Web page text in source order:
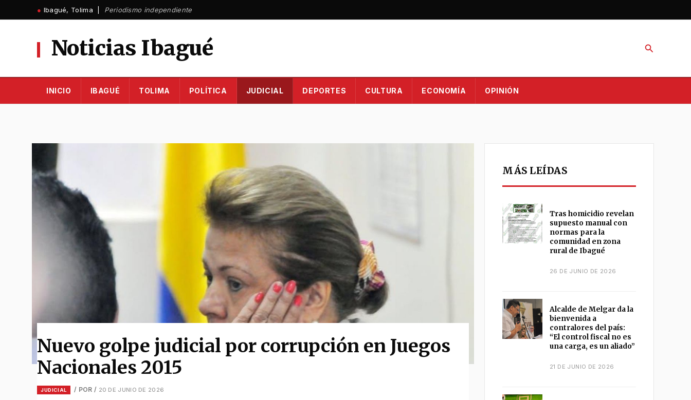
al
● Ibagué, Tolima | Periodismo independiente
Noticias Ibagué Buscar
INICIO IBAGUÉ TOLIMA POLÍTICA JUDICIAL DEPORTES CULTURA ECONOMÍA OPINIÓN
Nuevo golpe judicial por corrupción en Juegos
Nacionales 2015
JUDICIAL / POR / 20 DE JUNIO DE 2026
MÁS LEÍDAS
Tras homicidio revelan
supuesto manual con
normas para la
comunidad en zona
rural de Ibagué
26 DE JUNIO DE 2026
Alcalde de Melgar da la
bienvenida a
contralores del país:
“El control fiscal no es
una carga, es un aliado”
21 DE JUNIO DE 2026